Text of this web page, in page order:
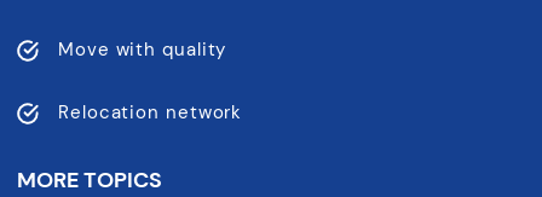
Move with quality
Relocation network
MORE TOPICS